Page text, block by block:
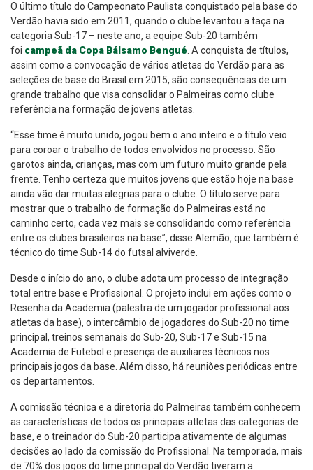
O último título do Campeonato Paulista conquistado pela base do
Verdão havia sido em 2011, quando o clube levantou a taça na
categoria Sub-17 – neste ano, a equipe Sub-20 também
foi campeã da Copa Bálsamo Bengué . A conquista de títulos,
assim como a convocação de vários atletas do Verdão para as
seleções de base do Brasil em 2015, são consequências de um
grande trabalho que visa consolidar o Palmeiras como clube
referência na formação de jovens atletas.
“Esse time é muito unido, jogou bem o ano inteiro e o título veio
para coroar o trabalho de todos envolvidos no processo. São
garotos ainda, crianças, mas com um futuro muito grande pela
frente. Tenho certeza que muitos jovens que estão hoje na base
ainda vão dar muitas alegrias para o clube. O título serve para
mostrar que o trabalho de formação do Palmeiras está no
caminho certo, cada vez mais se consolidando como referência
entre os clubes brasileiros na base”, disse Alemão, que também é
técnico do time Sub-14 do futsal alviverde.
Desde o início do ano, o clube adota um processo de integração
total entre base e Profissional. O projeto inclui em ações como o
Resenha da Academia (palestra de um jogador profissional aos
atletas da base), o intercâmbio de jogadores do Sub-20 no time
principal, treinos semanais do Sub-20, Sub-17 e Sub-15 na
Academia de Futebol e presença de auxiliares técnicos nos
principais jogos da base. Além disso, há reuniões periódicas entre
os departamentos.
A comissão técnica e a diretoria do Palmeiras também conhecem
as características de todos os principais atletas das categorias de
base, e o treinador do Sub-20 participa ativamente de algumas
decisões ao lado da comissão do Profissional. Na temporada, mais
de 70% dos jogos do time principal do Verdão tiveram a